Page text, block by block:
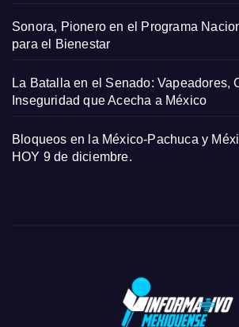
Sonora, Pionero en el Programa
para el Bienestar
La Batalla en el Senado: Vapeadores,
Inseguridad que Acecha a México
Bloqueos en la México-Pachuca y
HOY 9 de diciembre.